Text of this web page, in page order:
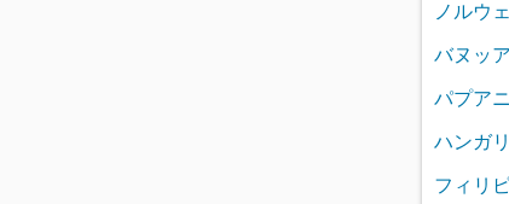
ノルウ
バヌッア
パプア
ハンガ
フィリ